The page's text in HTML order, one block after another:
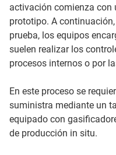
activación comienza con
prototipo. A
prueba, los equipos
suelen realizar los
procesos internos o por
En este proceso se
suministra mediante un
equipado con
de producción in situ.